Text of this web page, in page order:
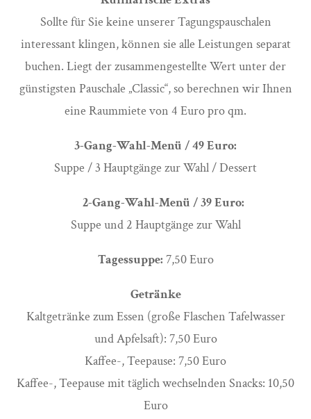
Sollte für Sie keine unserer Tagungspauschalen
interessant klingen, können sie alle Leistungen separat
buchen. Liegt der zusammengestellte Wert unter der
günstigsten Pauschale „Classic“, so berechnen wir Ihnen
eine Raummiete von 4 Euro pro qm.
3-Gang-Wahl-Menü / 49 Euro:
Suppe / 3 Hauptgänge zur Wahl / Dessert
2-Gang-Wahl-Menü / 39 Euro:
Suppe und 2 Hauptgänge zur Wahl
Tagessuppe: 7,50 Euro
Getränke
Kaltgetränke zum Essen (große Flaschen Tafelwasser
und Apfelsaft): 7,50 Euro
Kaffee-, Teepause: 7,50 Euro
Kaffee-, Teepause mit täglich wechselnden Snacks: 10,50
Euro